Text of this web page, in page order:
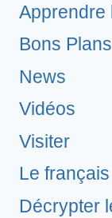
Apprendre
Bons Plans
News
Vidéos
Visiter
Le
Décrypter